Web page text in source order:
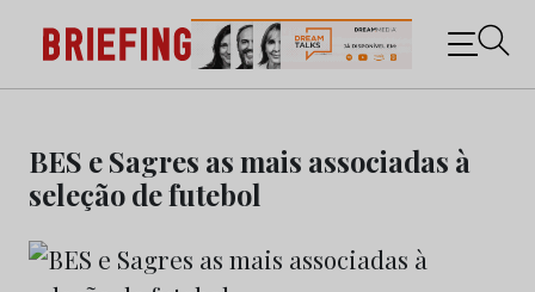
content
Briefing: Todas as notícias sobre os negócios do
Marketing e da Publicidade
BES e Sagres as mais associadas à
seleção de futebol